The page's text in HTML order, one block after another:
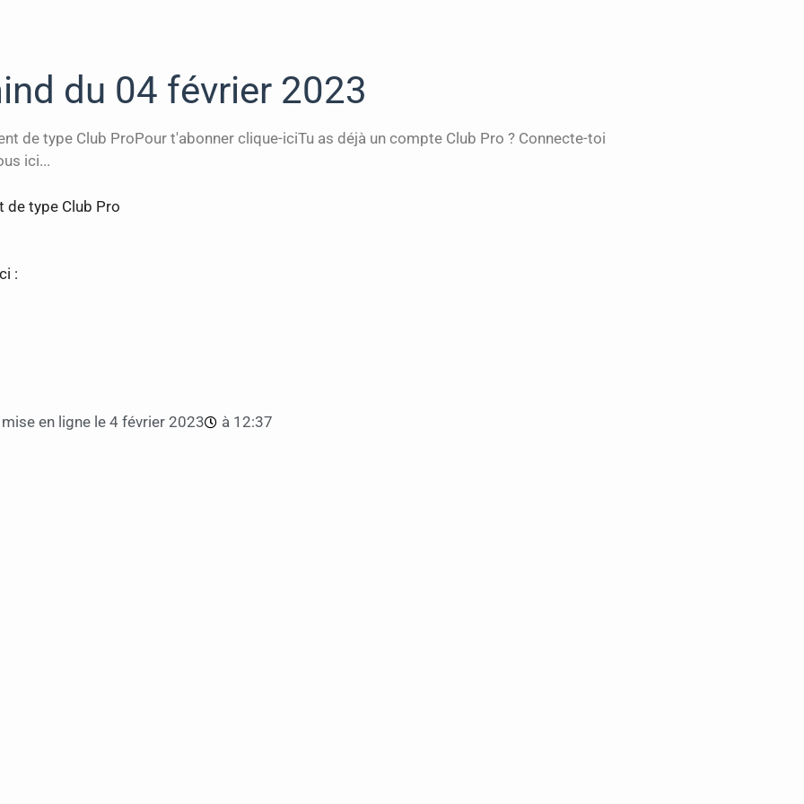
du 04 février 2023
de type Club ProPour t'abonner clique-iciTu as déjà un compte Club Pro ? Connecte-toi
ici...
de type Club Pro
:
en ligne le 4 février 2023 à 12:37